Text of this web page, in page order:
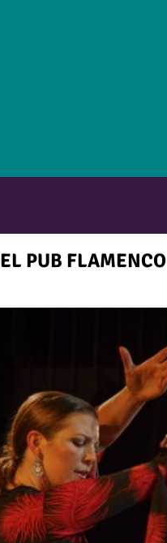
EL PUB FLAMENCO